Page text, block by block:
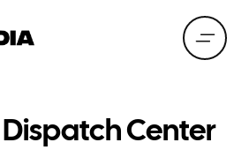
Center